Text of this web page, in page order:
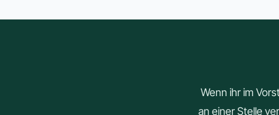
Wenn ihr im
an einer Stelle